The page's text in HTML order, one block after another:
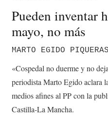
Pueden inventar
mayo, no más
MARTO EGIDO PIQUERAS
«Cospedal no duerme y no
periodista Marto Egido aclara
medios afines al PP con la
Castilla-La Mancha.